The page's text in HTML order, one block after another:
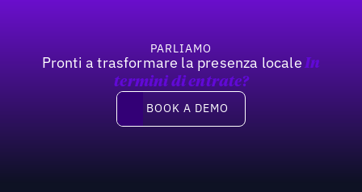
PARLIAMO
Pronti a trasformare la presenza locale In
termini di entrate?
Book a demo
BOOK A DEMO